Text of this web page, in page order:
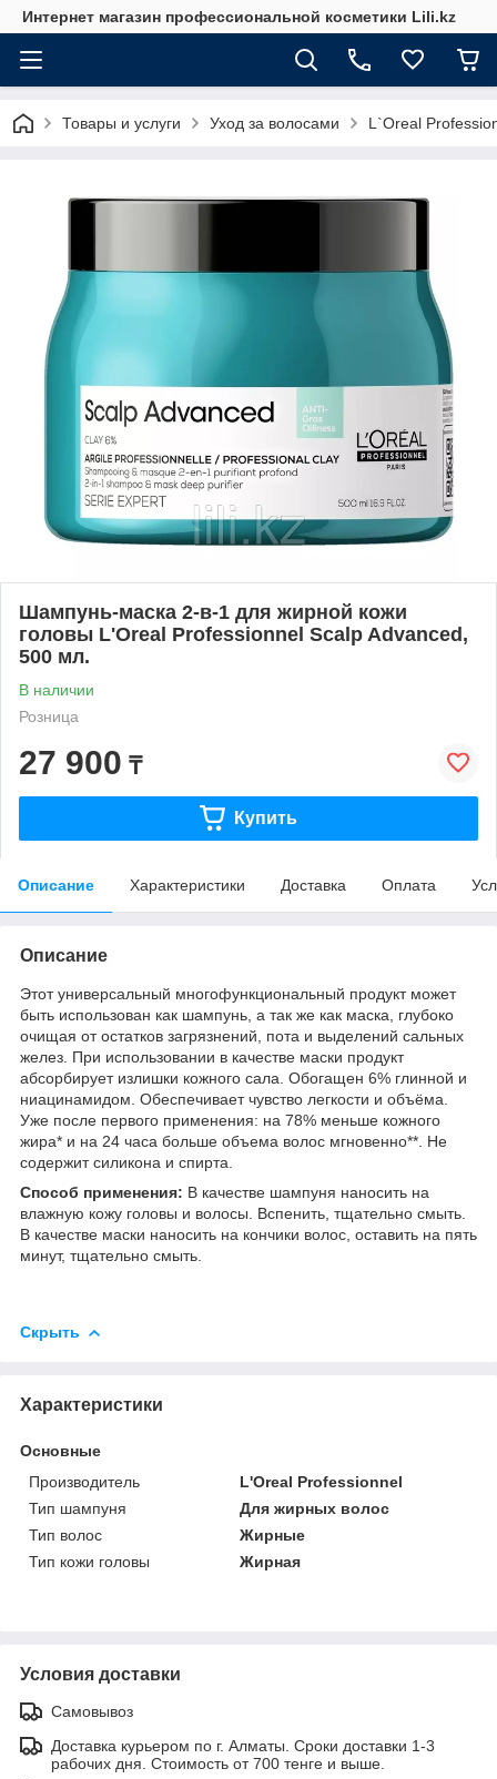
Интернет магазин профессиональной косметики Lili.kz
Товары и услуги Уход за волосами L`Oreal
Шампунь-маска 2-в-1 для жирной кожи
головы L'Oreal Professionnel Scalp Advanced,
500 мл.
В наличии
Розница
27 900 ₸
Купить
Описание Характеристики Доставка Оплата
Описание
Этот универсальный многофункциональный продукт может
быть использован как шампунь, а так же как маска, глубоко
очищая от остатков загрязнений, пота и выделений сальных
желез. При использовании в качестве маски продукт
абсорбирует излишки кожного сала. Обогащен 6% глинной и
ниацинамидом. Обеспечивает чувство легкости и объёма.
Уже после первого применения: на 78% меньше кожного
жира* и на 24 часа больше объема волос мгновенно**. Не
содержит силикона и спирта.
Способ применения: В качестве шампуня наносить на
влажную кожу головы и волосы. Вспенить, тщательно смыть.
В качестве маски наносить на кончики волос, оставить на пять
минут, тщательно смыть.
Скрыть
Характеристики
Основные
Производитель
L'Oreal Professionnel
Тип шампуня
Для жирных волос
Тип волос
Жирные
Тип кожи головы
Жирная
Условия доставки
Самовывоз
Доставка курьером по г. Алматы. Сроки доставки 1-3
рабочих дня. Стоимость от 700 тенге и выше.